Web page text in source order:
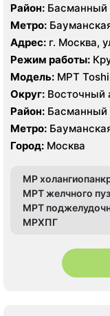
Район: Басманный
Восточный,
Измайлово,
Соколиная Гора,
Метро:
Преображенская
Электрозаводская
Адрес: г. Москва,
Режим работы:
Модель: МРТ
Округ: Восточный
Район: Басманный
Восточный,
Измайлово,
Соколиная Гора,
Метро:
Преображенская
Электрозаводская
Город: Москва
МР
МРТ желчного
МРТ
МРХПГ